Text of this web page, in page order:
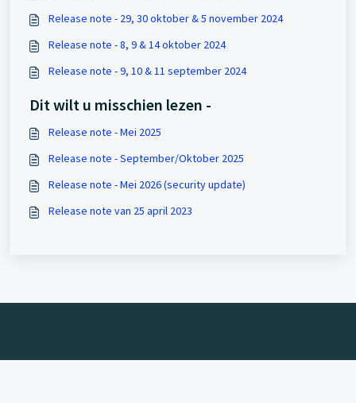
Release note - 29, 30 oktober & 5 november 2024
Release note - 8, 9 & 14 oktober 2024
Release note - 9, 10 & 11 september 2024
Dit wilt u misschien lezen -
Release note - Mei 2025
Release note - September/Oktober 2025
Release note - Mei 2026 (security update)
Release note van 25 april 2023